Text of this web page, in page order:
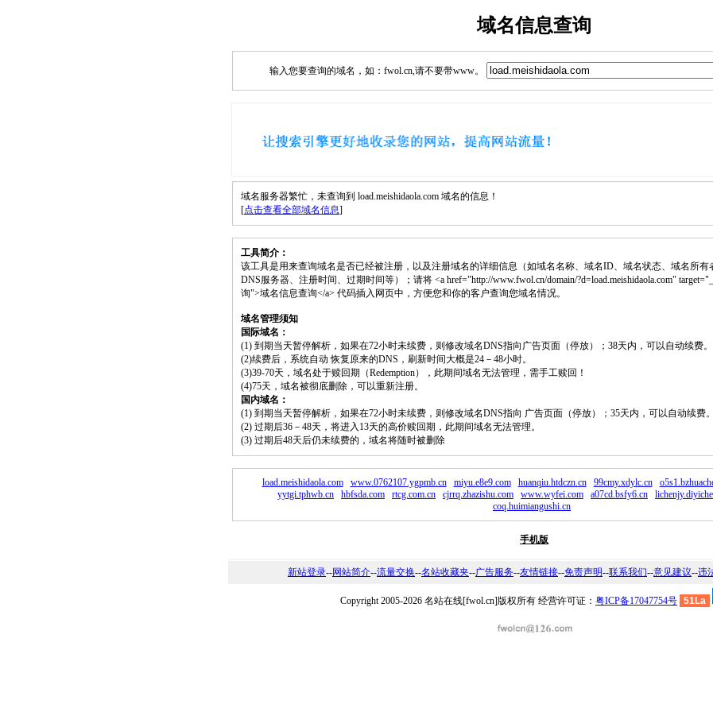
域名信息查询
输入您要查询的域名，如：fwol.cn,请不要带www。
域名服务器繁忙，未查询到 load.meishidaola.com 域名的信息！
[点击查看全部域名信息]
工具简介：
该工具是用来查询域名是否已经被注册，以及注册域名的详细信息（如域名名称、域名ID、域名状态、域名所有
DNS服务器、注册时间、过期时间等）；请将 <a href="http://www.fwol.cn/domain/?d=load.meishidaola.com"
询">域名信息查询</a> 代码插入网页中，方便您和你的客户查询您域名情况。
域名管理须知
国际域名：
(1) 到期当天暂停解析，如果在72小时未续费，则修改域名DNS指向广告页面（停放）；38天内，可以自动续费。
(2)续费后，系统自动 恢复原来的DNS，刷新时间大概是24－48小时。
(3)39-70天，域名处于赎回期（Redemption），此期间域名无法管理，需手工赎回！
(4)75天，域名被彻底删除，可以重新注册。
国内域名：
(1) 到期当天暂停解析，如果在72小时未续费，则修改域名DNS指向 广告页面（停放）；35天内，可以自动续费。
(2) 过期后36－48天，将进入13天的高价赎回期，此期间域名无法管理。
(3) 过期后48天后仍未续费的，域名将随时被删除
load.meishidaola.com www.0762107.ygpmb.cn miyu.e8e9.com huanqiu.htdczn.cn 99cmy.xdylc.cn
yytgi.tphwb.cn
hbfsda.com rtcg.com.cn cjrrq.zhazishu.com www.wyfei.com a07cd.bsfy6.cn
coq.huimiangushi.cn
手机版
新站登录--网站简介--流量交换--名站收藏夹--广告服务--友情链接--免责声明--联系我们--意见建议--违
Copyright 2005-2026 名站在线[fwol.cn]版权所有 经营许可证： 粤ICP备17047754号 51La